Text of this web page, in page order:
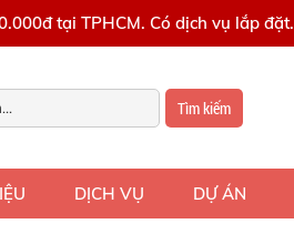
tại TPHCM. Có dịch vụ lắp đặt.
Tìm kiếm
DỊCH VỤ DỰ ÁN